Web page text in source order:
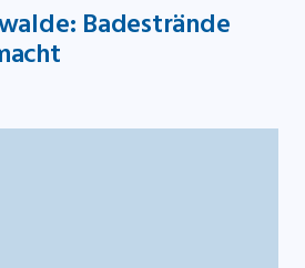
Badestrände